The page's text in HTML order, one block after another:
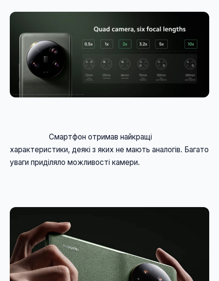
характеристики, деякі з яких не мають аналогів. Багато
уваги приділяло можливості камери.